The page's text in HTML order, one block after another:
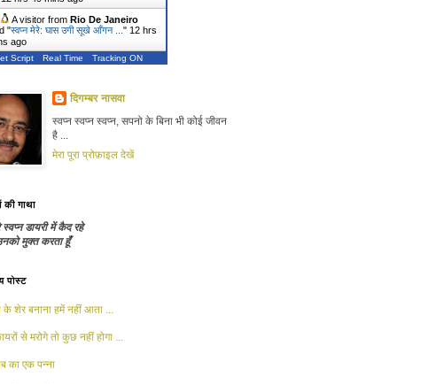
A visitor from Rio De Janeiro
"स्वप्न मेरे: घास उगी सूखे आँगन ... " 12 hrs
ago
Script Real Time Tracking ON
दिगम्बर नासवा
स्वप्न स्वप्न स्वप्न, सपनो के बिना भी कोई जीवन
है ...
मेरा पूरा प्रोफ़ाइल देखें
की गाथा
स्वप्न डायरी में कैद रहे
मुक्त करता हूँ
पोस्ट
शेर बनाना हमें नहीं आता ...
से मरोगे तो कुछ नहीं होगा ...
का एक पन्ना